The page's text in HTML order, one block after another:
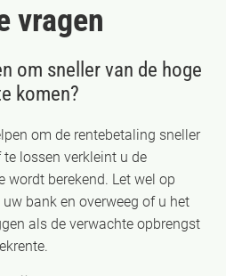
vragen
om sneller van de hoge
komen?
om de rentebetaling sneller
lossen verkleint u de
wordt berekend. Let wel op
bank en overweeg of u het
als de verwachte opbrengst